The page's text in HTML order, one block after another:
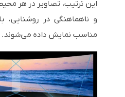
این ترتیب، تصاویر در هر
و ناهماهنگی در روشنایی،
مناسب نمایش داده می‌شوند.